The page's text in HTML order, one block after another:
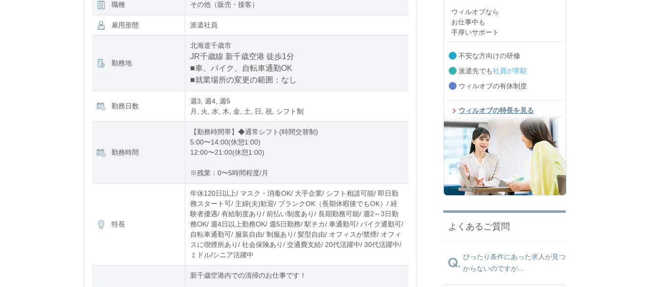
職種 その他（販売・接客）
雇用形態 派遣社員
勤務地
北海道千歳市
JR千歳線 新千歳空港 徒歩1分
■車、バイク、自転車通勤OK
■就業場所の変更の範囲：なし
勤務日数
週3, 週4, 週5
月, 火, 水, 木, 金, 土, 日, 祝, シフト制
勤務時間
【勤務時間帯】◆通常シフト(時間交替制)
5:00〜14:00(休憩1:00)
12:00〜21:00(休憩1:00)
※残業：0〜5時間程度/月
特長
年休120日以上/ マスク・消毒OK/ 大手企業/ シフト相談可能/ 即日勤
務スタート可/ 主婦(夫)歓迎/ ブランクOK（長期休暇後でもOK）/ 経
験者優遇/ 有給制度あり/ 前払い制度あり/ 長期勤務可能/ 週2～3日勤
務OK/ 週4日以上勤務OK/ 週5日勤務/ 駅チカ/ 車通勤可/ バイク通勤可/
自転車通勤可/ 服装自由/ 制服あり/ 髪型自由/ オフィスが禁煙/ オフィ
スに喫煙所あり/ 社会保険あり/ 交通費支給/ 20代活躍中/ 30代活躍中/
ミドル/シニア活躍中
新千歳空港内での清掃のお仕事です！
ウィルオブなら
お仕事中も
手厚いサポート
不安な方向けの研修
派遣先でも社員が常駐
ウィルオブの有休制度
ウィルオブの特長を見る
よくあるご質問
ぴったり条件にあった求人が見つ
からないのですが…